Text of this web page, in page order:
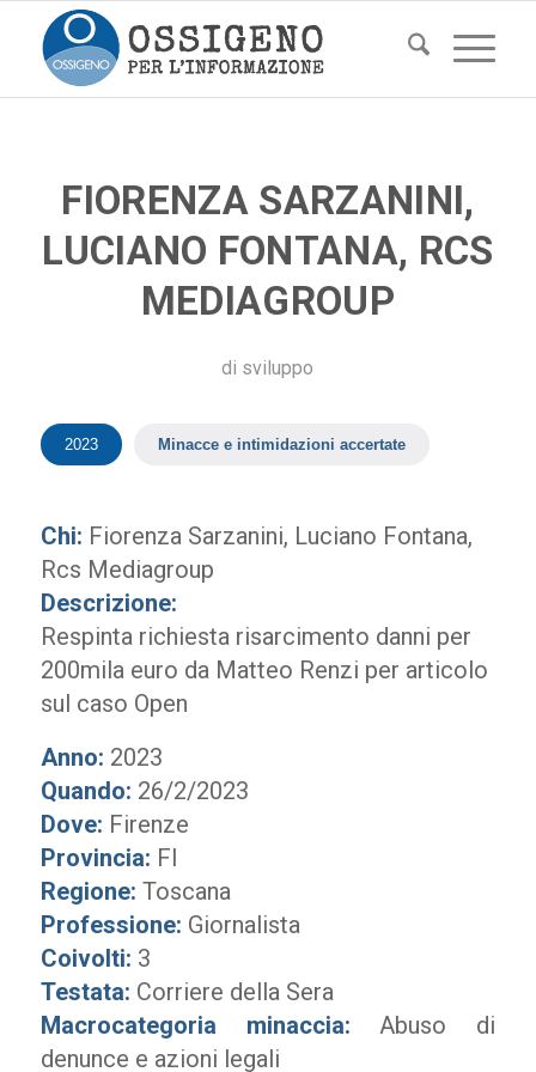
FIORENZA SARZANINI,
LUCIANO FONTANA, RCS
MEDIAGROUP
di sviluppo
2023 Minacce e intimidazioni accertate
Chi: Fiorenza Sarzanini, Luciano Fontana,
Rcs Mediagroup
Descrizione:
Respinta richiesta risarcimento danni per
200mila euro da Matteo Renzi per articolo
sul caso Open
Anno: 2023
Quando: 26/2/2023
Dove: Firenze
Provincia: FI
Regione: Toscana
Professione: Giornalista
Coivolti: 3
Testata: Corriere della Sera
Macrocategoria minaccia: Abuso di
denunce e azioni legali